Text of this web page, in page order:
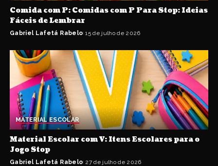
Comida com P: Comidas com P Para Stop: Ideias
Fáceis de Lembrar
Gabriel Lafetá Rabelo 15 de julho de 2026
MATERIAL ESCOLAR
Material Escolar com V: Itens Escolares para o
Jogo Stop
Gabriel Lafetá Rabelo 27 de julho de 2026